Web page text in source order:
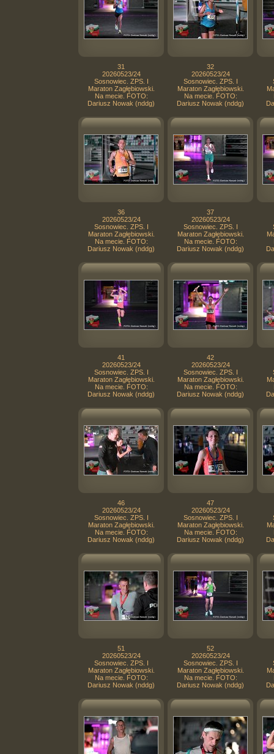
31
20260523/24
Sosnowiec. ZPS. I
Maraton Zagłębiowski.
Na mecie. FOTO:
Dariusz Nowak (nddg)
32
20260523/24
Sosnowiec. ZPS. I
Maraton Zagłębiowski.
Na mecie. FOTO:
Dariusz Nowak (nddg)
36
20260523/24
Sosnowiec. ZPS. I
Maraton Zagłębiowski.
Na mecie. FOTO:
Dariusz Nowak (nddg)
37
20260523/24
Sosnowiec. ZPS. I
Maraton Zagłębiowski.
Na mecie. FOTO:
Dariusz Nowak (nddg)
41
20260523/24
Sosnowiec. ZPS. I
Maraton Zagłębiowski.
Na mecie. FOTO:
Dariusz Nowak (nddg)
42
20260523/24
Sosnowiec. ZPS. I
Maraton Zagłębiowski.
Na mecie. FOTO:
Dariusz Nowak (nddg)
46
20260523/24
Sosnowiec. ZPS. I
Maraton Zagłębiowski.
Na mecie. FOTO:
Dariusz Nowak (nddg)
47
20260523/24
Sosnowiec. ZPS. I
Maraton Zagłębiowski.
Na mecie. FOTO:
Dariusz Nowak (nddg)
51
20260523/24
Sosnowiec. ZPS. I
Maraton Zagłębiowski.
Na mecie. FOTO:
Dariusz Nowak (nddg)
52
20260523/24
Sosnowiec. ZPS. I
Maraton Zagłębiowski.
Na mecie. FOTO:
Dariusz Nowak (nddg)